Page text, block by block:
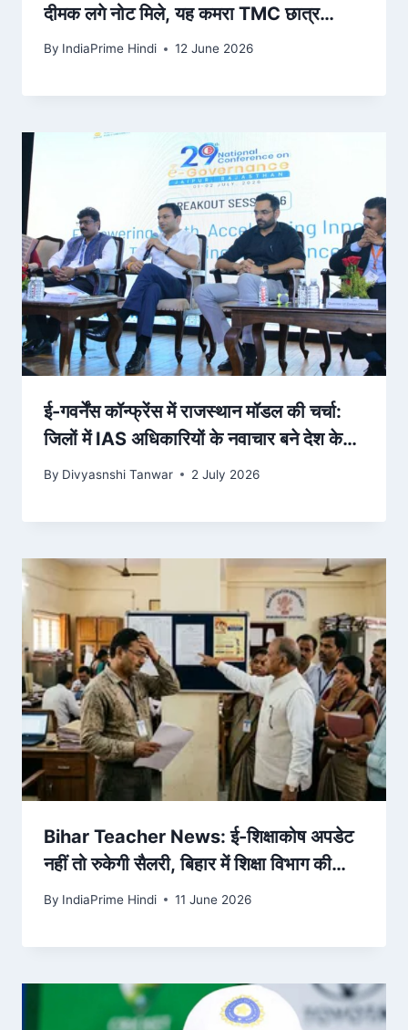
दीमक लगे नोट मिले, यह कमरा TMC छात्र
संगठन से जुड़ा यूनियन रूम – Dainik Bhaskar
By IndiaPrime Hindi 12 June 2026
ई-गवर्नेंस कॉन्फ्रेंस में राजस्थान मॉडल की चर्चा:
जिलों में IAS अधिकारियों के नवाचार बने देश के
लिए मिसाल
By Divyasnshi Tanwar 2 July 2026
Bihar Teacher News: ई-शिक्षाकोष अपडेट
नहीं तो रुकेगी सैलरी, बिहार में शिक्षा विभाग की
सख्त चेतावनी – Jagran
By IndiaPrime Hindi 11 June 2026